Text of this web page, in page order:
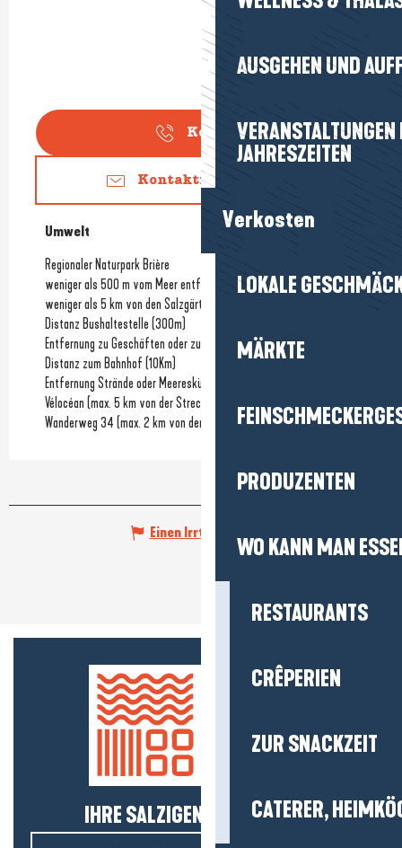
AUSGEHEN UND
JAHRESZEITEN
Verkosten
LOKALE
MÄRKTE
PRODUZENTEN
WO KANN MAN
RESTAURANTS
CRÊPERIEN
ZUR SNACKZEIT
CATERER,
Kontakt
Kontaktieren Sie uns
Umwelt
Umwelt
Regionaler Naturpark Brière
weniger als 500 m vom Meer entfernt
weniger als 5 km von den Salzgärten entfernt
Distanz Bushaltestelle (300m)
Entfernung zu Geschäften oder zum Stadtzentrum(1Km)
Distanz zum Bahnhof (10Km)
Entfernung Strände oder Meeresküste
Vélocéan (max. 5 km von der Strecke entfernt)
Wanderweg 34 (max. 2 km von der Strecke entfernt)
Einen Irrtum angeben
IHRE SALZIGEN NEUIGKEITEN!